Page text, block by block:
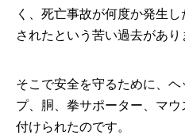
く、死亡事故が何度か発生
されたという苦い過去があり
そこで安全を守るために、
プ、胴、拳サポーター、マ
付けられたのです。